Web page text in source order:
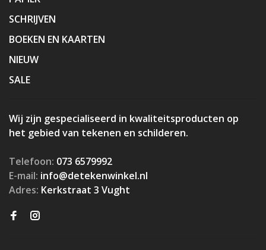
SCHRIJVEN
BOEKEN EN KAARTEN
NIEUW
SALE
Wij zijn gespecialiseerd in kwaliteitsproducten op
het gebied van tekenen en schilderen.
Telefoon: 073 6579992
E-mail: info@detekenwinkel.nl
Adres: Kerkstraat 3 Vught